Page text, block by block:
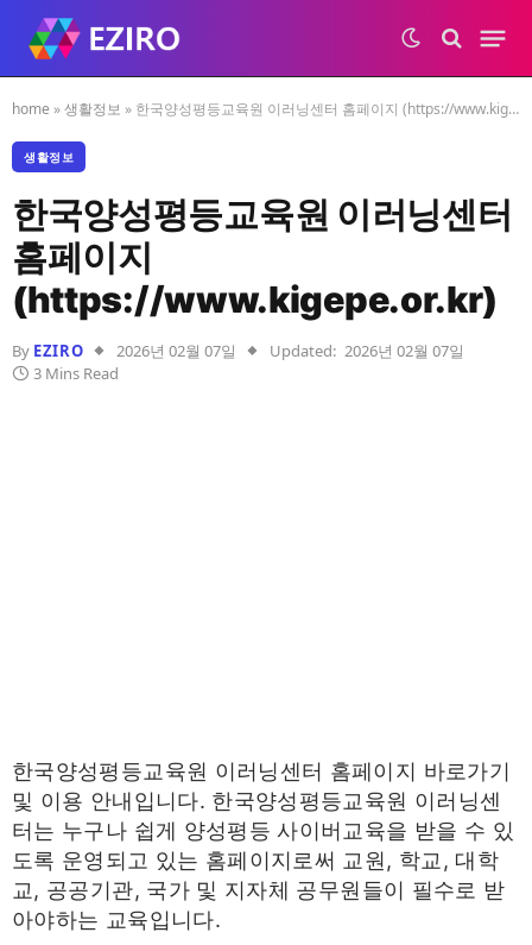
home »생활정보 » 한국양성평등교육원 이러닝센터 홈페이지 (https://www.kigepe.or.kr)
생활정보
한국양성평등교육원 이러닝센터
홈페이지
(https://www.kigepe.or.kr)
By EZIRO 2026년 02월 07일 Updated: 2026년 02월 07일
3 Mins Read
한국양성평등교육원 이러닝센터 홈페이지 바로가기
및 이용 안내입니다. 한국양성평등교육원 이러닝센
터는 누구나 쉽게 양성평등 사이버교육을 받을 수 있
도록 운영되고 있는 홈페이지로써 교원, 학교, 대학
교, 공공기관, 국가 및 지자체 공무원들이 필수로 받
아야하는 교육입니다.